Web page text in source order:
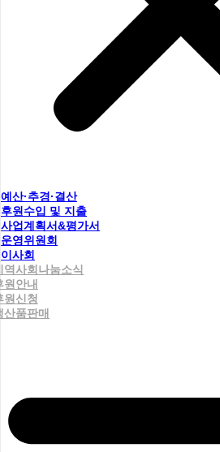
예산·추경·결산
후원수입 및 지출
사업계획서&평가서
운영위원회
이사회
역사회나눔소식
원안내
원신청
산품판매